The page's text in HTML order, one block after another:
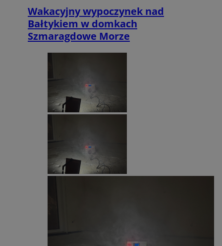
Wakacyjny wypoczynek nad
Bałtykiem w domkach
Szmaragdowe Morze